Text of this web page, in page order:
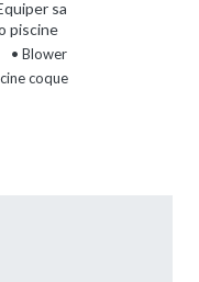
sa
piscine
• Blower
coque